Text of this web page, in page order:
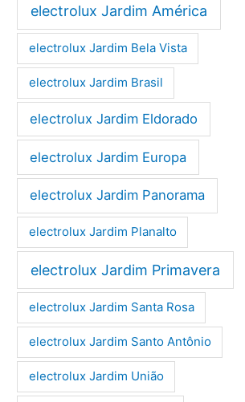
electrolux Jardim América
electrolux Jardim Bela Vista
electrolux Jardim Brasil
electrolux Jardim Eldorado
electrolux Jardim Europa
electrolux Jardim Panorama
electrolux Jardim Planalto
electrolux Jardim Primavera
electrolux Jardim Santa Rosa
electrolux Jardim Santo Antônio
electrolux Jardim União